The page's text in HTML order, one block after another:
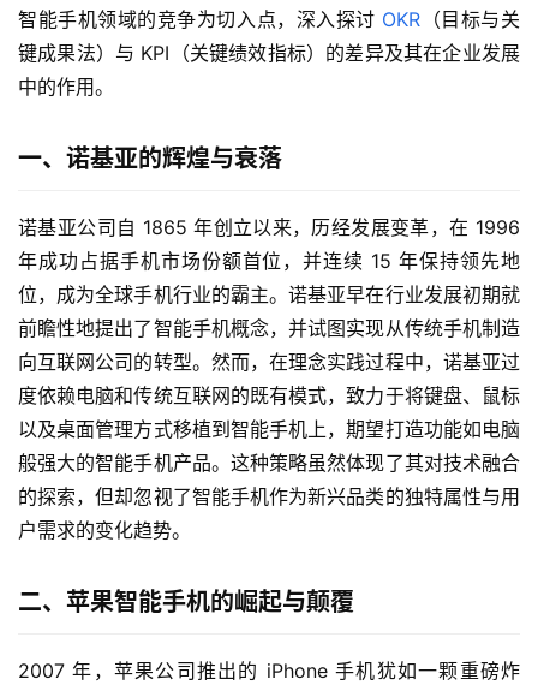
智能手机领域的竞争为切入点，深入探讨 OKR （目标与关
键成果法）与 KPI（关键绩效指标）的差异及其在企业发展
中的作用。
一、诺基亚的辉煌与衰落
诺基亚公司自 1865 年创立以来，历经发展变革，在 1996
年成功占据手机市场份额首位，并连续 15 年保持领先地
位，成为全球手机行业的霸主。诺基亚早在行业发展初期就
前瞻性地提出了智能手机概念，并试图实现从传统手机制造
向互联网公司的转型。然而，在理念实践过程中，诺基亚过
度依赖电脑和传统互联网的既有模式，致力于将键盘、鼠标
以及桌面管理方式移植到智能手机上，期望打造功能如电脑
般强大的智能手机产品。这种策略虽然体现了其对技术融合
的探索，但却忽视了智能手机作为新兴品类的独特属性与用
户需求的变化趋势。
二、苹果智能手机的崛起与颠覆
2007 年，苹果公司推出的 iPhone 手机犹如一颗重磅炸